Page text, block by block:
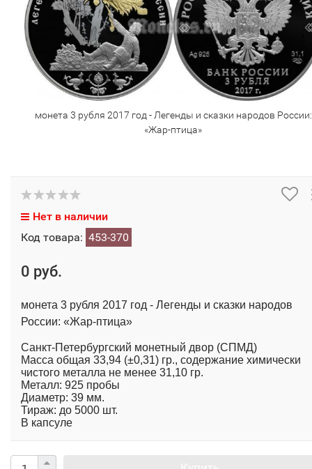
монета 3 рубля 2017 год - Легенды и сказки народов России:
«Жар-птица»
Нет в наличии
Код товара: 453-370
0 руб.
монета 3 рубля 2017 год - Легенды и сказки народов
России: «Жар-птица»
Санкт-Петербургский монетный двор (СПМД)
Масса общая 33,94 (±0,31) гр., содержание химически
чистого металла не менее 31,10 гр.
Металл: 925 пробы
Диаметр: 39 мм.
Тираж: до 5000 шт.
В капсуле